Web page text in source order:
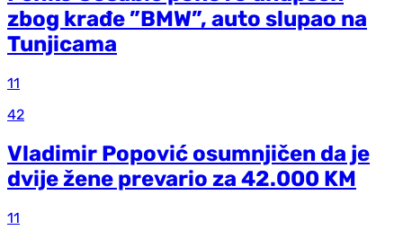
zbog krađe ”BMW”, auto slupao na
Tunjicama
11
42
Vladimir Popović osumnjičen da je
dvije žene prevario za 42.000 KM
11